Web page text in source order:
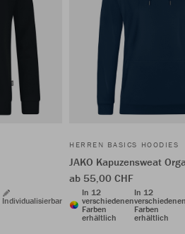
Individualisierbar
HERREN BASICS HOODIES
JAKO Kapuzensweat
ab 55,00 CHF
In 12
verschiedenen
Farben
erhältlich
In 12
Farben
erhältlich